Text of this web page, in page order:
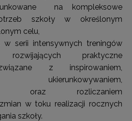
na kompleksowe
szkoły w określonym
celu,
w serii intensywnych treningów
rozwijających praktyczne
z inspirowaniem,
ukierunkowywaniem,
oraz rozliczaniem
w toku realizacji rocznych
szkoły.